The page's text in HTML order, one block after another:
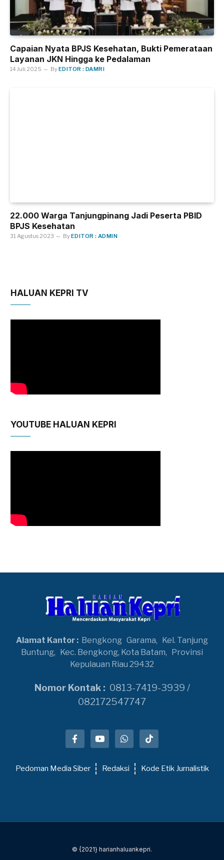
Capaian Nyata BPJS Kesehatan, Bukti Pemerataan
Layanan JKN Hingga ke Pedalaman
14 Juli 2025 ByEDITOR : DAMRI
22.000 Warga Tanjungpinang Jadi Peserta PBID
BPJS Kesehatan
31 Agustus 2023 ByEDITOR : ADMIN
HALUAN KEPRI TV
YOUTUBE HALUAN KEPRI
Alamat Kantor : Bengkong Garama, Kel. Tanjung
Buntung, Kec. Bengkong, Kota Batam, Provinsi
Kepulauan Riau 29432
Nomor Kontak : 0813-7419-3939 /
082172547747
Pedoman Media Siber Redaksi Kode Etik Jurnalistik
© {2021} harianhaluankepri.